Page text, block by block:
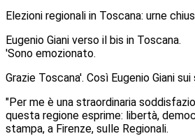
Elezioni regionali in Toscana: urne
Eugenio Giani verso il bis in Toscana.
'Sono emozionato.
Grazie Toscana'. Così Eugenio Giani
"Per me è una straordinaria
questa regione esprime: libertà,
stampa, a Firenze, sulle Regionali.